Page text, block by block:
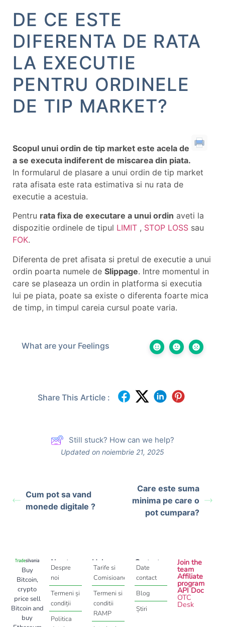
DE CE ESTE
DIFERENTA DE RATA
LA EXECUTIE
PENTRU ORDINELE
DE TIP MARKET?
Scopul unui ordin de tip market este acela de
a se executa indiferent de miscarea din piata.
In formularul de plasare a unui ordin de tip market
rata afisata este rata estimativa si nu rata de
executie a acestuia.
Pentru rata fixa de executare a unui ordin aveti la
dispozitie ordinele de tipul LIMIT , STOP LOSS sau
FOK.
Diferenta de pret afisata si pretul de executie a unui
ordin poarta numele de Slippage. Intre momentul in
care se plaseaza un ordin in platforma si executia
lui pe piata, poate sa existe o diferenta foarte mica
de timp, in timpul careia cursul poate varia.
What are your Feelings
Share This Article :
Still stuck? How can we help?
Updated on noiembrie 21, 2025
Cum pot sa vand
monede digitale ?
Care este suma
minima pe care o
pot cumpara?
Buy
Bitcoin,
crypto
price sell
Bitcoin and
buy
About
Despre
noi
Termeni și
condiții
Politica
Help
Tarife si
Comisioane
Termeni si
conditii
RAMP
Contact
Date
contact
Blog
Știri
Join the
team
Affiliate
program
API Doc
OTC
Desk